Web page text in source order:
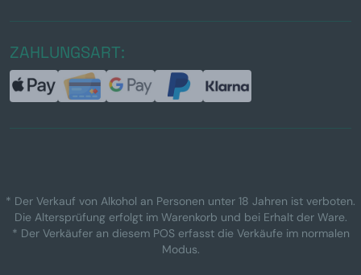
ZAHLUNGSART:
* Der Verkauf von Alkohol an Personen unter 18 Jahren ist verboten.
Die Altersprüfung erfolgt im Warenkorb und bei Erhalt der Ware.
* Der Verkäufer an diesem POS erfasst die Verkäufe im normalen
Modus.